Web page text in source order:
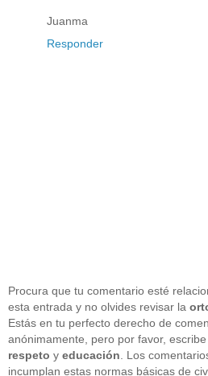
Juanma
Responder
Procura que tu comentario esté
esta entrada y no olvides revisar la
Estás en tu perfecto derecho de
anónimamente, pero por favor, escribe
respeto y educación. Los
incumplan estas normas básicas de